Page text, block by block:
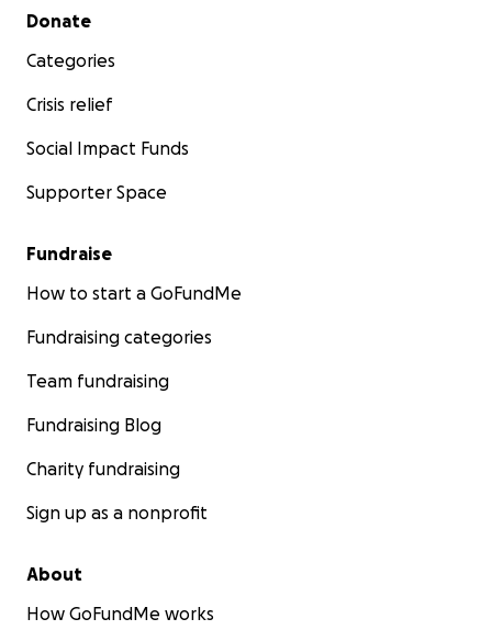
Secondary menu
Donate
Categories
Crisis relief
Social Impact Funds
Supporter Space
Fundraise
How to start a GoFundMe
Fundraising categories
Team fundraising
Fundraising Blog
Charity fundraising
Sign up as a nonprofit
About
How GoFundMe works